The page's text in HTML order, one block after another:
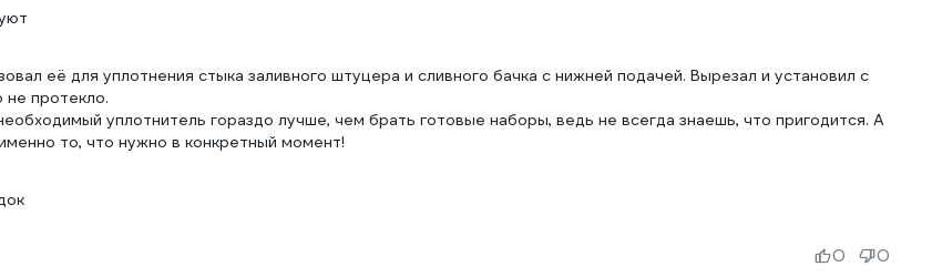
её для уплотнения стыка заливного штуцера и сливного бачка с нижней подачей. Вырезал и установил с
не протекло.
уплотнитель гораздо лучше, чем брать готовые наборы, ведь не всегда знаешь, что пригодится. А
то, что нужно в конкретный момент!
0 0